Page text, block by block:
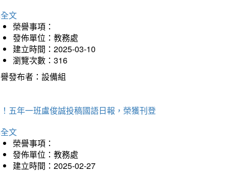
文
榮譽事項：
發佈單位：教務處
建立時間：2025-03-10
瀏覽次數：316
發布者：設備組
五年一班盧俊誠投稿國語日報，榮獲刊登
文
榮譽事項：
發佈單位：教務處
建立時間：2025-02-27